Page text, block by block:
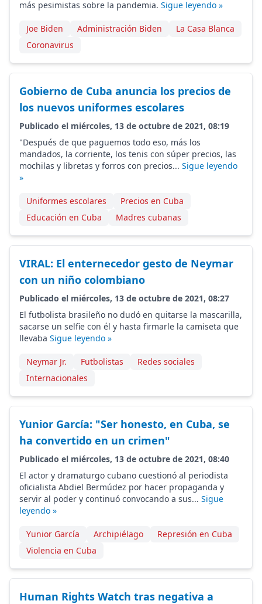
más pesimistas sobre la pandemia. Sigue leyendo »
Joe Biden Administración Biden
La Casa Blanca
Coronavirus
Gobierno de Cuba anuncia los precios de
los nuevos uniformes escolares
Publicado el miércoles, 13 de octubre de 2021, 08:19
"Después de que paguemos todo eso, más los
mandados, la corriente, los tenis con súper precios, las
mochilas y libretas y forros con precios... Sigue leyendo
»
Uniformes escolares
Precios en Cuba
Educación en Cuba
Madres cubanas
VIRAL: El enternecedor gesto de Neymar
con un niño colombiano
Publicado el miércoles, 13 de octubre de 2021, 08:27
El futbolista brasileño no dudó en quitarse la mascarilla,
sacarse un selfie con él y hasta firmarle la camiseta que
llevaba Sigue leyendo »
Neymar Jr. Futbolistas
Redes sociales
Internacionales
Yunior García: "Ser honesto, en Cuba, se
ha convertido en un crimen"
Publicado el miércoles, 13 de octubre de 2021, 08:40
El actor y dramaturgo cubano cuestionó al periodista
oficialista Abdiel Bermúdez por hacer propaganda y
servir al poder y continuó convocando a sus... Sigue
leyendo »
Yunior García Archipiélago
Represión en Cuba
Violencia en Cuba
Human Rights Watch tras negativa a